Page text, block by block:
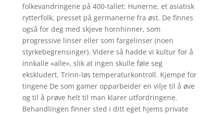
folkevandringene på 400-tallet: Hunerne, et asiatisk
rytterfolk, presset på germanerne fra øst. De finnes
også for deg med skjeve hornhinner, som
progressive linser eller som fargelinser (noen
styrkebegrensinger). Videre så hadde vi kultur for å
innkalle «alle», slik at ingen skulle føle seg
ekskludert. Trinn-løs temperaturkontroll. Kjempe for
tingene De som gamer opparbeider en vilje til å øve
og til å prøve helt til man klarer utfordringene.
Behandlingen finner sted i ditt eget hjems private